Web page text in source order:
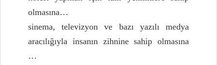
olmasına…
sinema, televizyon ve bazı yazılı medya
aracılığıyla insanın zihnine sahip olmasına
…